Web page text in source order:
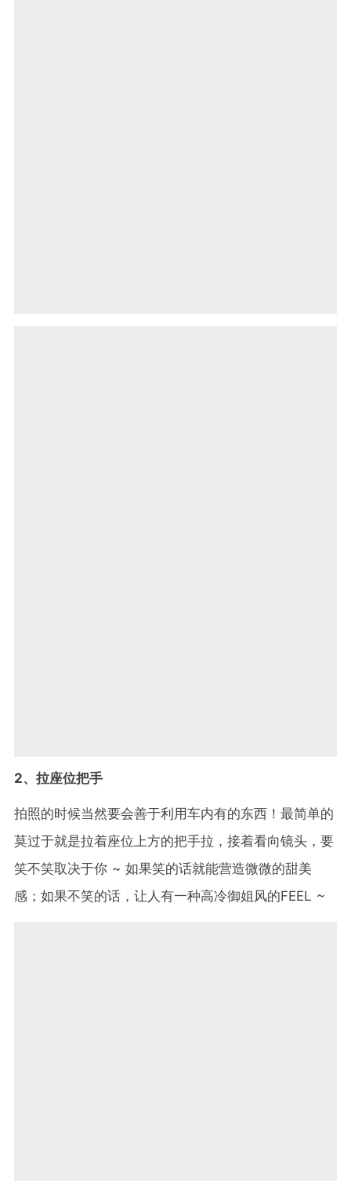
2、拉座位把手
拍照的时候当然要会善于利用车内有的东西！最简单的
莫过于就是拉着座位上方的把手拉，接着看向镜头，要
笑不笑取决于你 ~ 如果笑的话就能营造微微的甜美
感；如果不笑的话，让人有一种高冷御姐风的FEEL ~